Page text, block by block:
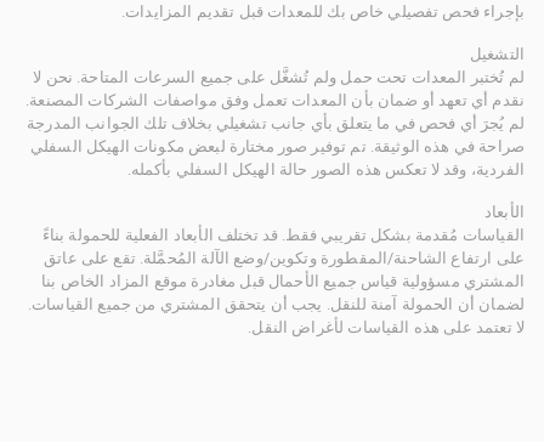
بإجراء فحص تفصيلي خاص بك للمعدات قبل تقديم المزايدات.
التشغيل
لم تُختبر المعدات تحت حمل ولم تُشغَّل على جميع السرعات المتاحة. نحن لا
نقدم أي تعهد أو ضمان بأن المعدات تعمل وفق مواصفات الشركات المصنعة.
لم يُجرَ أي فحص في ما يتعلق بأي جانب تشغيلي بخلاف تلك الجوانب المدرجة
صراحة في هذه الوثيقة. تم توفير صور مختارة لبعض مكونات الهيكل السفلي
الفردية، وقد لا تعكس هذه الصور حالة الهيكل السفلي بأكمله.
الأبعاد
القياسات مُقدمة بشكل تقريبي فقط. قد تختلف الأبعاد الفعلية للحمولة بناءً
على ارتفاع الشاحنة/المقطورة وتكوين/وضع الآلة المُحمَّلة. تقع على عاتق
المشتري مسؤولية قياس جميع الأحمال قبل مغادرة موقع المزاد الخاص بنا
لضمان أن الحمولة آمنة للنقل. يجب أن يتحقق المشتري من جميع القياسات.
لا تعتمد على هذه القياسات لأغراض النقل.